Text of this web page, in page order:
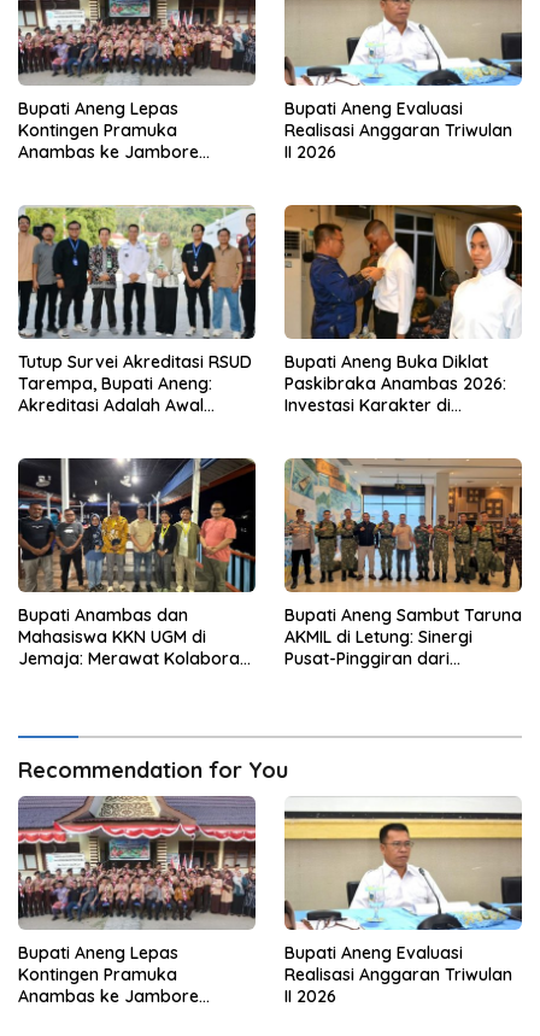
Bupati Aneng Lepas
Kontingen Pramuka
Anambas ke Jambore
Bupati Aneng Evaluasi
Realisasi Anggaran Triwulan
II 2026
Tutup Survei Akreditasi RSUD
Tarempa, Bupati Aneng:
Akreditasi Adalah Awal
Bupati Aneng Buka Diklat
Paskibraka Anambas 2026:
Investasi Karakter di
Bupati Anambas dan
Mahasiswa KKN UGM di
Jemaja: Merawat Kolaborasi
Bupati Aneng Sambut Taruna
AKMIL di Letung: Sinergi
Pusat-Pinggiran dari
Recommendation for You
Bupati Aneng Lepas
Kontingen Pramuka
Anambas ke Jambore
Bupati Aneng Evaluasi
Realisasi Anggaran Triwulan
II 2026